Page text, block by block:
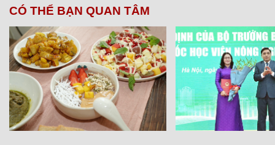
CÓ THỂ BẠN QUAN TÂM